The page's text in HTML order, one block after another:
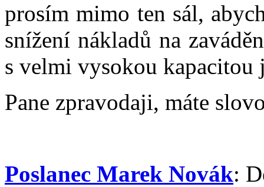
prosím mimo ten sál,
snížení nákladů na
s velmi vysokou kapacitou
Pane zpravodaji, máte
Poslanec Marek Novák: